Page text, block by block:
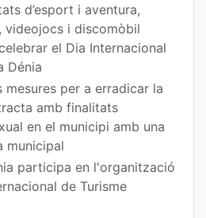
d’esport i aventura,
videojocs i discomòbil
el Dia Internacional
Dénia
mesures per a erradicar la
amb finalitats
en el municipi amb una
municipal
participa en l'organització
de Turisme